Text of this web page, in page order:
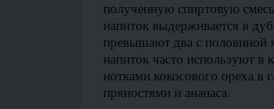
полученную спиртовую
напиток выдерживается в
превышают два с половиной
напиток часто используют
нотками кокосового ореха
пряностями и ананаса.